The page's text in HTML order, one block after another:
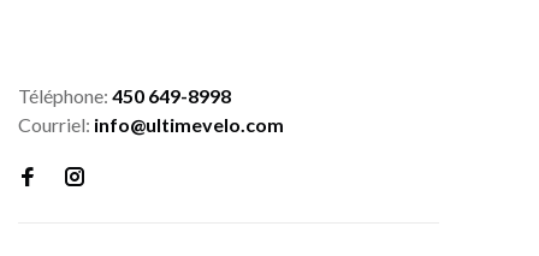
Téléphone: 450 649-8998
Courriel: info@ultimevelo.com